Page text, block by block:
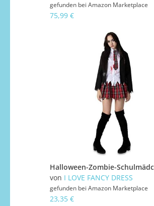
gefunden bei Amazon Marketplace
75,99 €
von I LOVE FANCY DRESS
gefunden bei Amazon Marketplace
23,35 €